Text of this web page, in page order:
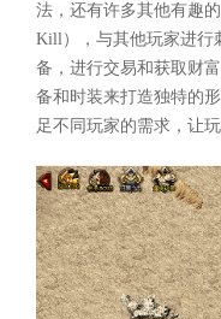
法，还有许多其他有趣
Kill），与其他玩家进行
备，进行交易和获取财
备和时装来打造独特的
足不同玩家的需求，让